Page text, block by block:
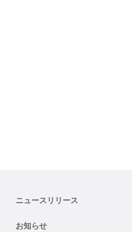
ニュースリリース
お知らせ